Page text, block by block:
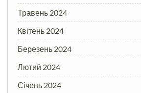
Травень 2024
Квітень 2024
Березень 2024
Лютий 2024
Січень 2024